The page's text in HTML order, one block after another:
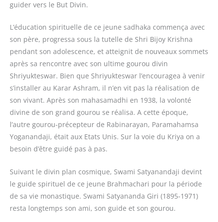
guider vers le But Divin.
L’éducation spirituelle de ce jeune sadhaka commença avec
son père, progressa sous la tutelle de Shri Bijoy Krishna
pendant son adolescence, et atteignit de nouveaux sommets
après sa rencontre avec son ultime gourou divin
Shriyukteswar. Bien que Shriyukteswar l’encouragea à venir
s’installer au Karar Ashram, il n’en vit pas la réalisation de
son vivant. Après son mahasamadhi en 1938, la volonté
divine de son grand gourou se réalisa. A cette époque,
l’autre gourou-précepteur de Rabinarayan, Paramahamsa
Yoganandaji, était aux Etats Unis. Sur la voie du Kriya on a
besoin d’être guidé pas à pas.
Suivant le divin plan cosmique, Swami Satyanandaji devint
le guide spirituel de ce jeune Brahmachari pour la période
de sa vie monastique. Swami Satyananda Giri (1895-1971)
resta longtemps son ami, son guide et son gourou.